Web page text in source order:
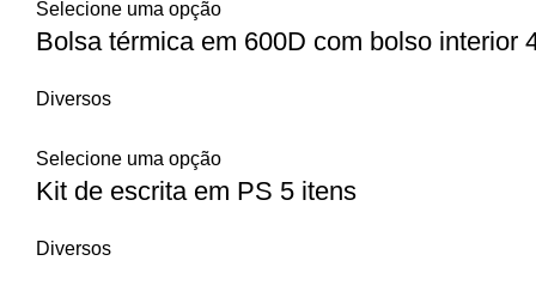
Selecione uma opção
Bolsa térmica em 600D com bolso interior
Diversos
Selecione uma opção
Kit de escrita em PS 5 itens
Diversos